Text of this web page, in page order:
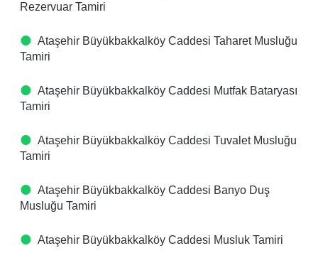
Rezervuar Tamiri
Ataşehir Büyükbakkalköy Caddesi Taharet Musluğu
Tamiri
Ataşehir Büyükbakkalköy Caddesi Mutfak Bataryası
Tamiri
Ataşehir Büyükbakkalköy Caddesi Tuvalet Musluğu
Tamiri
Ataşehir Büyükbakkalköy Caddesi Banyo Duş
Musluğu Tamiri
Ataşehir Büyükbakkalköy Caddesi Musluk Tamiri